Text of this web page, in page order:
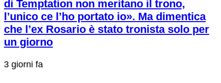
di Temptation non meritano il trono,
l’unico ce l’ho portato io». Ma dimentica
che l’ex Rosario è stato tronista solo per
un giorno
3 giorni fa